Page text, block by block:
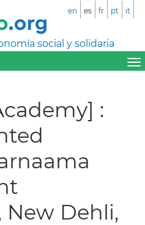
social y solidaria
en es fr pt it
:
Dehli,